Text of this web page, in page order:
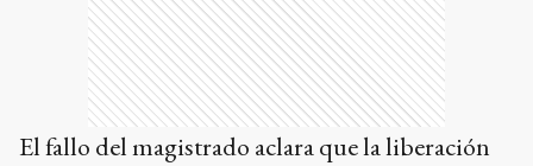
El fallo del magistrado aclara que la liberación